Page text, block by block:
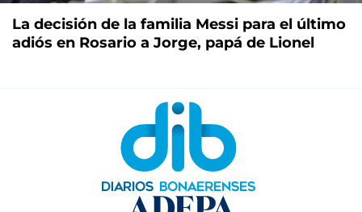
La decisión de la familia Messi para el último
adiós en Rosario a Jorge, papá de Lionel